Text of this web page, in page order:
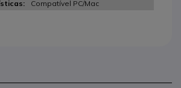
Compatível PC/Mac